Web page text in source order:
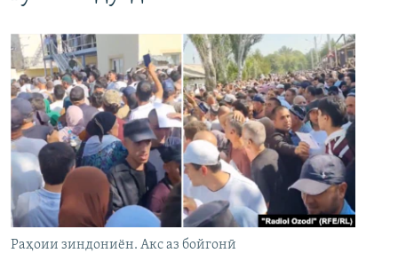
Раҳоии зиндониён. Акс аз бойгонӣ